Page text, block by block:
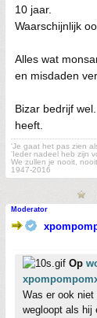
10 jaar.
Waarschijnlijk
Alles wat
en misdaden
Bizar bedrijf
heeft.
'Je gaat het pas zien
'Ieder nadeel heb zijn
We zullen je nooit,
1947-2016
Moderator
Op
Was er ook
wegloopt als hij